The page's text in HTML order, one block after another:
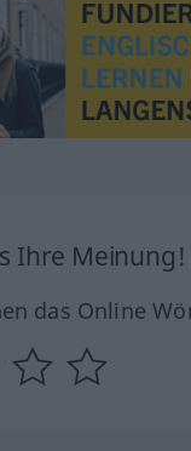
Ihre Meinung!
das Online